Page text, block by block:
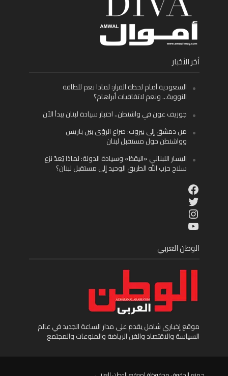
أخر الأخبار
السعودية أمام لحظة القرار: لماذا نعم للطاقة
النووية… ونعم لاتفاقيات أبراهام؟
جوزيف عون في واشنطن.. اختبار سيادة لبنان يبدأ الآن
من دمشق إلى بيروت: صراع الرؤى بين باريس
وواشنطن حول مستقبل لبنان
اليسار اللبناني «اليقظ» وسيادة الدولة: لماذا يُعدّ نزع
سلاح حزب الله الطريق الوحيد إلى مستقبل لبنان؟
Facebook
Twitter
Instagram
YouTube
الوطن العربي
موقع إخباري شامل يقدم على مدار الساعة الجديد في عالم
السياسة والاقتصاد والفن الرياضة والمنوعات والمجتمع